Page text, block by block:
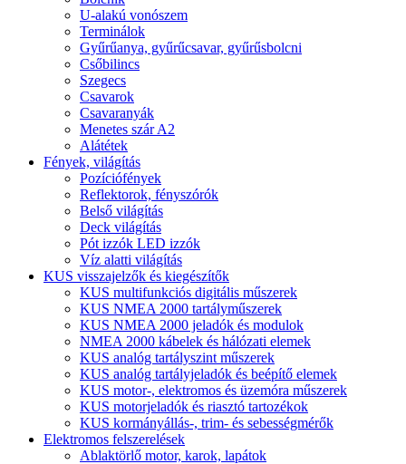
U-alakú vonószem
Terminálok
Gyűrűanya, gyűrűcsavar, gyűrűsbolcni
Csőbilincs
Szegecs
Csavarok
Csavaranyák
Menetes szár A2
Alátétek
Fények, világítás
Pozíciófények
Reflektorok, fényszórók
Belső világítás
Deck világítás
Pót izzók LED izzók
Víz alatti világítás
KUS visszajelzők és kiegészítők
KUS multifunkciós digitális műszerek
KUS NMEA 2000 tartályműszerek
KUS NMEA 2000 jeladók és modulok
NMEA 2000 kábelek és hálózati elemek
KUS analóg tartályszint műszerek
KUS analóg tartályjeladók és beépítő elemek
KUS motor-, elektromos és üzemóra műszerek
KUS motorjeladók és riasztó tartozékok
KUS kormányállás-, trim- és sebességmérők
Elektromos felszerelések
Ablaktörlő motor, karok, lapátok